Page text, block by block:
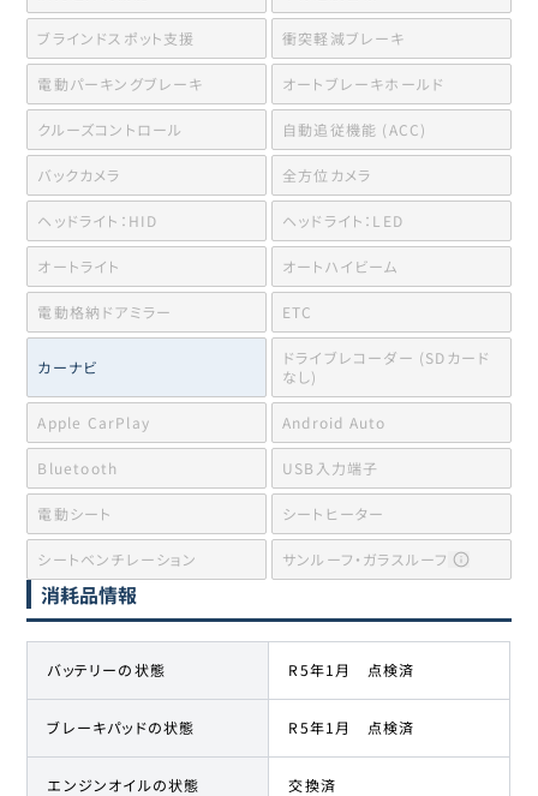
ブラインドスポット支援 衝突軽減ブレーキ
電動パーキングブレーキ オートブレーキホールド
クルーズコントロール 自動追従機能 (ACC)
バックカメラ 全方位カメラ
ヘッドライト：HID ヘッドライト：LED
オートライト オートハイビーム
電動格納ドアミラー ETC
カーナビ
ドライブレコーダー (SDカード
なし)
Apple CarPlay Android Auto
Bluetooth USB入力端子
電動シート シートヒーター
シートベンチレーション サンルーフ・ガラスルーフ
消耗品情報
バッテリーの状態 R5年1月 点検済
ブレーキパッドの状態 R5年1月 点検済
エンジンオイルの状態 交換済